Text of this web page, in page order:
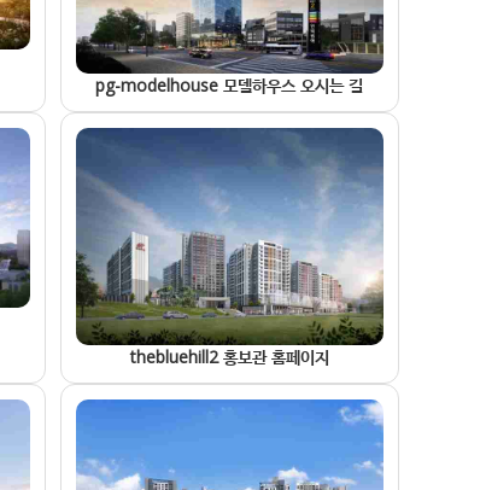
pg-modelhouse 모델하우스 오시는 길
thebluehill2 홍보관 홈페이지